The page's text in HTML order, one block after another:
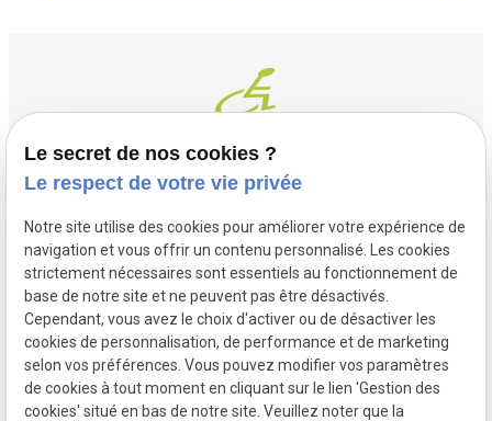
Contact
03 20 32 97 37
flandremedical@gmail.com
1 Place Saint Piat
59113 SECLIN
Horaires
Lundi - Vendredi
09:00 - 12:00 et 14:00 - 18:30
Le secret de nos cookies ?
Le respect de votre vie privée
Notre site utilise des cookies pour améliorer votre expérience de
navigation et vous offrir un contenu personnalisé. Les cookies
strictement nécessaires sont essentiels au fonctionnement de
base de notre site et ne peuvent pas être désactivés.
Cependant, vous avez le choix d'activer ou de désactiver les
cookies de personnalisation, de performance et de marketing
selon vos préférences. Vous pouvez modifier vos paramètres
de cookies à tout moment en cliquant sur le lien 'Gestion des
cookies' situé en bas de notre site. Veuillez noter que la